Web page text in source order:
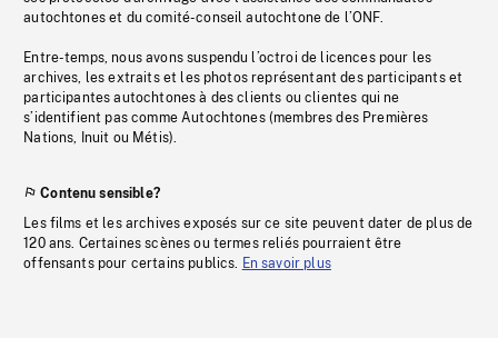
autochtones et du comité-conseil autochtone de l’ONF.
Entre-temps, nous avons suspendu l’octroi de licences pour les
archives, les extraits et les photos représentant des participants et
participantes autochtones à des clients ou clientes qui ne
s’identifient pas comme Autochtones (membres des Premières
Nations, Inuit ou Métis).
Contenu sensible?
Les films et les archives exposés sur ce site peuvent dater de plus de
120 ans. Certaines scènes ou termes reliés pourraient être
offensants pour certains publics. En savoir plus